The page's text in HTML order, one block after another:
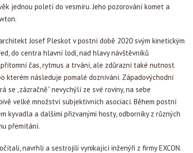
jednou poletí do vesmíru. Jeho pozorování komet a
Josef Pleskot v postní době 2020 svým kinetickým
do centra hlavní lodi, nad hlavy návštěvníků
čas, rytmus a trvání, ale zdůrazní také nutnost
kterém následuje pomalé doznívání. Západovýchodní
se „zázračně“ nevychýlí ze své roviny, na sebe
velké množství subjektivních asociací. Během postní
kyvadla a dalšími přizvanými hosty, odborníky z různých
přemítání.
navrhli a sestrojili vynikající inženýři z firmy EXCON.